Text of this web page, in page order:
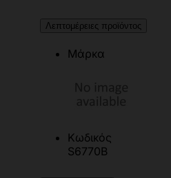
Λεπτομέρειες προϊόντος
Μάρκα
Κωδικός
S6770B